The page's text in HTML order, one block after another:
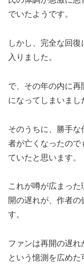
でいたようです。
しかし、完全な回
入りました。
で、その年の内に
になってしまいまし
そのうちに、勝手
者が亡くなったので
ていたと思います。
これが噂が広まっ
開の遅れが、作者の
す。
ファンは再開の遅
という憶測を広めた